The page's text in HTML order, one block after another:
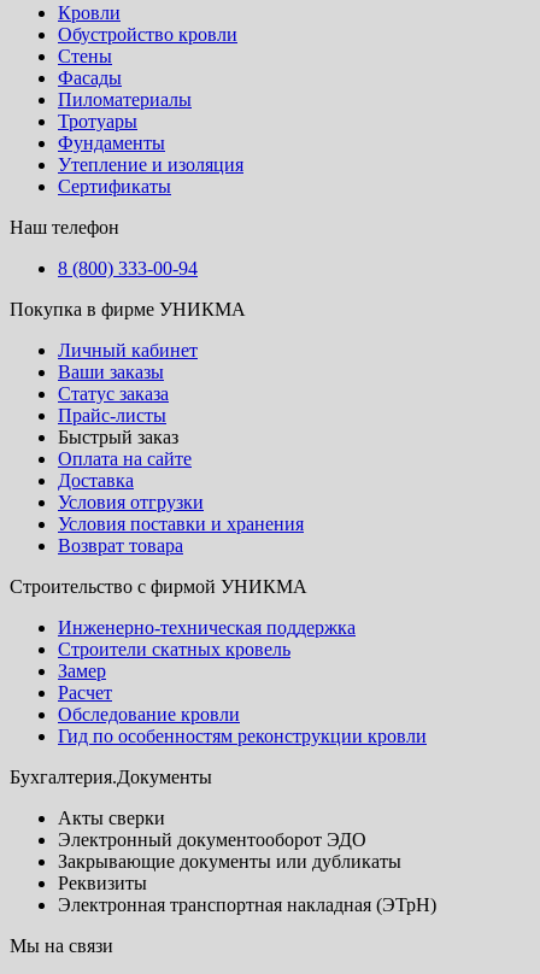
Кровли
Обустройство кровли
Стены
Фасады
Пиломатериалы
Тротуары
Фундаменты
Утепление и изоляция
Сертификаты
Наш телефон
8 (800) 333-00-94
Покупка в фирме УНИКМА
Личный кабинет
Ваши заказы
Статус заказа
Прайс-листы
Быстрый заказ
Оплата на сайте
Доставка
Условия отгрузки
Условия поставки и хранения
Возврат товара
Строительство с фирмой УНИКМА
Инженерно-техническая поддержка
Строители скатных кровель
Замер
Расчет
Обследование кровли
Гид по особенностям реконструкции кровли
Бухгалтерия.Документы
Акты сверки
Электронный документооборот ЭДО
Закрывающие документы или дубликаты
Реквизиты
Электронная транспортная накладная (ЭТрН)
Мы на связи